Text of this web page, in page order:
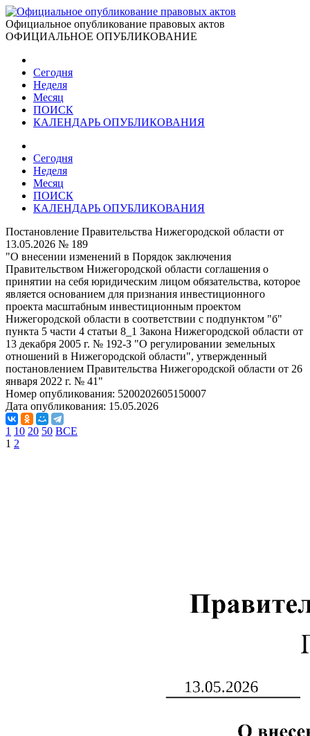
Официальное опубликование правовых актов
ОФИЦИАЛЬНОЕ ОПУБЛИКОВАНИЕ
Сегодня
Неделя
Месяц
ПОИСК
КАЛЕНДАРЬ ОПУБЛИКОВАНИЯ
Сегодня
Неделя
Месяц
ПОИСК
КАЛЕНДАРЬ ОПУБЛИКОВАНИЯ
Постановление Правительства Нижегородской области от
13.05.2026 № 189
"О внесении изменений в Порядок заключения
Правительством Нижегородской области соглашения о
принятии на себя юридическим лицом обязательства, которое
является основанием для признания инвестиционного
проекта масштабным инвестиционным проектом
Нижегородской области в соответствии с подпунктом "б"
пункта 5 части 4 статьи 8_1 Закона Нижегородской области от
13 декабря 2005 г. № 192-З "О регулировании земельных
отношений в Нижегородской области", утвержденный
постановлением Правительства Нижегородской области от 26
января 2022 г. № 41"
Номер опубликования: 5200202605150007
Дата опубликования: 15.05.2026
1 10 20 50 ВСЕ
1 2